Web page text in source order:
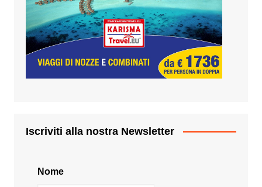
Iscriviti alla nostra Newsletter
Nome